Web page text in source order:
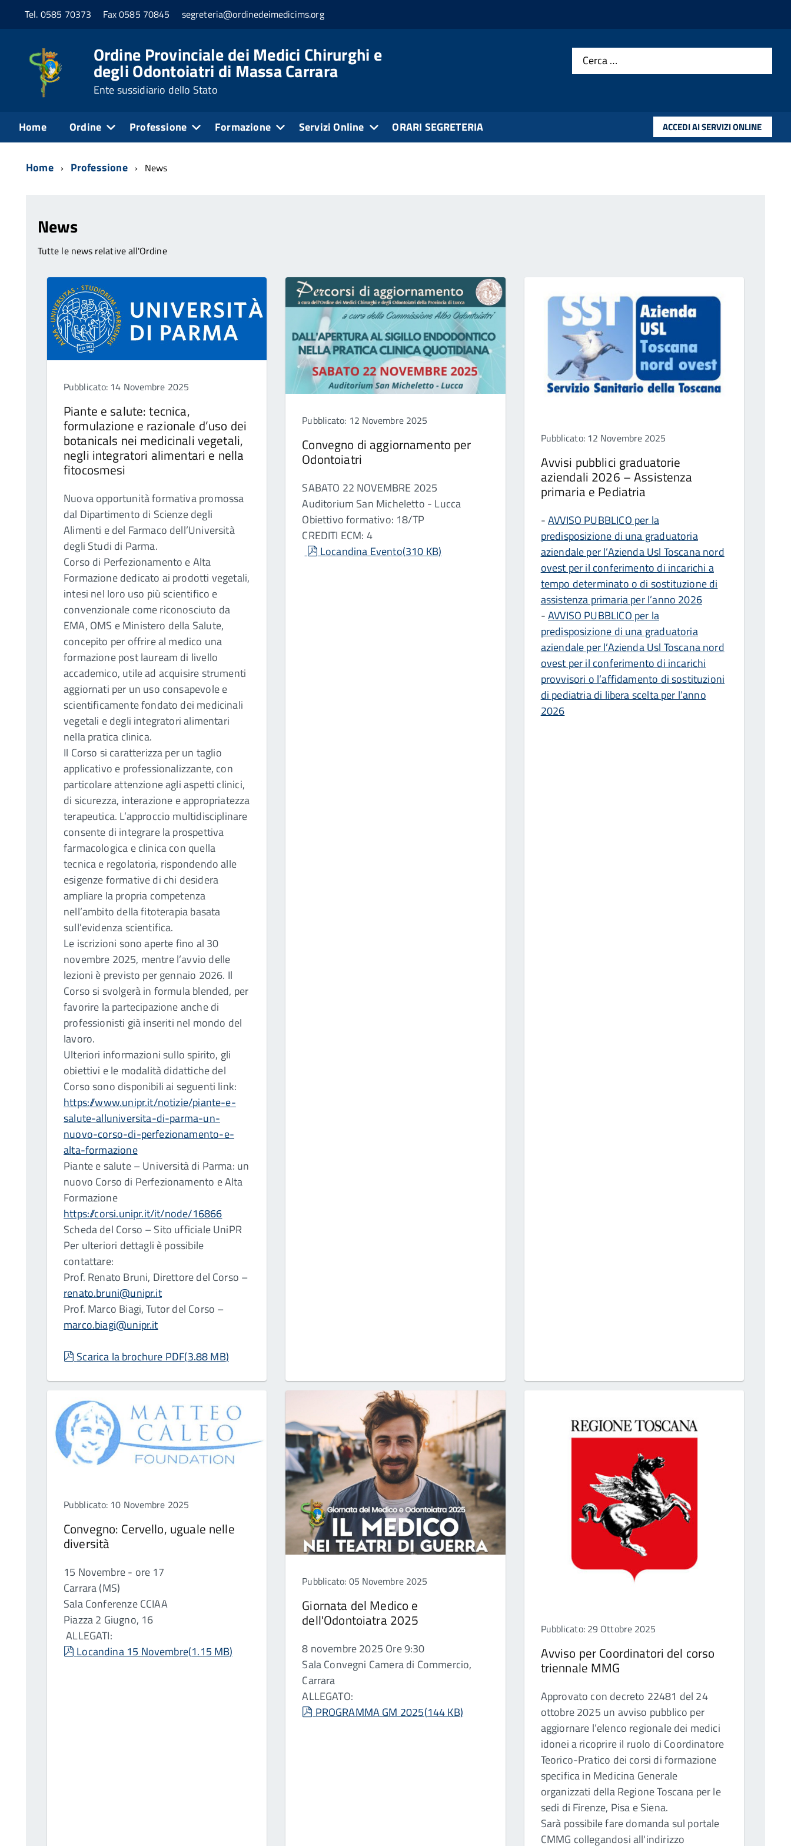
Tel. 0585 70373 Fax 0585 70845 segreteria@ordinedeimedicims.org
Ordine Provinciale dei Medici Chirurghi e
degli Odontoiatri di Massa Carrara
Ente sussidiario dello Stato
Cerca …
Home Ordine Professione Formazione Servizi Online ORARI SEGRETERIA ACCEDI AI SERVIZI ONLINE
Home Professione News
News
Tutte le news relative all'Ordine
Pubblicato: 14 Novembre 2025
Piante e salute: tecnica,
formulazione e razionale d’uso dei
botanicals nei medicinali vegetali,
negli integratori alimentari e nella
fitocosmesi
Nuova opportunità formativa promossa
dal Dipartimento di Scienze degli
Alimenti e del Farmaco dell’Università
degli Studi di Parma.
Corso di Perfezionamento e Alta
Formazione dedicato ai prodotti vegetali,
intesi nel loro uso più scientifico e
convenzionale come riconosciuto da
EMA, OMS e Ministero della Salute,
concepito per offrire al medico una
formazione post lauream di livello
accademico, utile ad acquisire strumenti
aggiornati per un uso consapevole e
scientificamente fondato dei medicinali
vegetali e degli integratori alimentari
nella pratica clinica.
Il Corso si caratterizza per un taglio
applicativo e professionalizzante, con
particolare attenzione agli aspetti clinici,
di sicurezza, interazione e appropriatezza
terapeutica. L’approccio multidisciplinare
consente di integrare la prospettiva
farmacologica e clinica con quella
tecnica e regolatoria, rispondendo alle
esigenze formative di chi desidera
ampliare la propria competenza
nell’ambito della fitoterapia basata
sull’evidenza scientifica.
Le iscrizioni sono aperte fino al 30
novembre 2025, mentre l’avvio delle
lezioni è previsto per gennaio 2026. Il
Corso si svolgerà in formula blended, per
favorire la partecipazione anche di
professionisti già inseriti nel mondo del
lavoro.
Ulteriori informazioni sullo spirito, gli
obiettivi e le modalità didattiche del
Corso sono disponibili ai seguenti link:
https://www.unipr.it/notizie/piante-e-
salute-alluniversita-di-parma-un-
nuovo-corso-di-perfezionamento-e-
alta-formazione
Piante e salute – Università di Parma: un
nuovo Corso di Perfezionamento e Alta
Formazione
https://corsi.unipr.it/it/node/16866
Scheda del Corso – Sito ufficiale UniPR
Per ulteriori dettagli è possibile
contattare:
Prof. Renato Bruni, Direttore del Corso –
renato.bruni@unipr.it
Prof. Marco Biagi, Tutor del Corso –
marco.biagi@unipr.it
pdf
Scarica la brochure PDF(3.88 MB)
Pubblicato: 12 Novembre 2025
Convegno di aggiornamento per
Odontoiatri
SABATO 22 NOVEMBRE 2025
Auditorium San Micheletto - Lucca
Obiettivo formativo: 18/TP
CREDITI ECM: 4
pdf
Locandina Evento(310 KB)
Pubblicato: 12 Novembre 2025
Avvisi pubblici graduatorie
aziendali 2026 – Assistenza
primaria e Pediatria
-AVVISO PUBBLICO per la
predisposizione di una graduatoria
aziendale per l’Azienda Usl Toscana nord
ovest per il conferimento di incarichi a
tempo determinato o di sostituzione di
assistenza primaria per l’anno 2026
-AVVISO PUBBLICO per la
predisposizione di una graduatoria
aziendale per l’Azienda Usl Toscana nord
ovest per il conferimento di incarichi
provvisori o l’affidamento di sostituzioni
di pediatria di libera scelta per l’anno
2026
Pubblicato: 10 Novembre 2025
Convegno: Cervello, uguale nelle
diversità
15 Novembre - ore 17
Carrara (MS)
Sala Conferenze CCIAA
Piazza 2 Giugno, 16
ALLEGATI:
pdf
Locandina 15 Novembre(1.15 MB)
Pubblicato: 05 Novembre 2025
Giornata del Medico e
dell'Odontoiatra 2025
8 novembre 2025 Ore 9:30
Sala Convegni Camera di Commercio,
Carrara
ALLEGATO:
pdf
PROGRAMMA GM 2025(144 KB)
Pubblicato: 29 Ottobre 2025
Avviso per Coordinatori del corso
triennale MMG
Approvato con decreto 22481 del 24
ottobre 2025 un avviso pubblico per
aggiornare l’elenco regionale dei medici
idonei a ricoprire il ruolo di Coordinatore
Teorico-Pratico dei corsi di formazione
specifica in Medicina Generale
organizzati della Regione Toscana per le
sedi di Firenze, Pisa e Siena.
Sarà possibile fare domanda sul portale
CMMG collegandosi all'indirizzo